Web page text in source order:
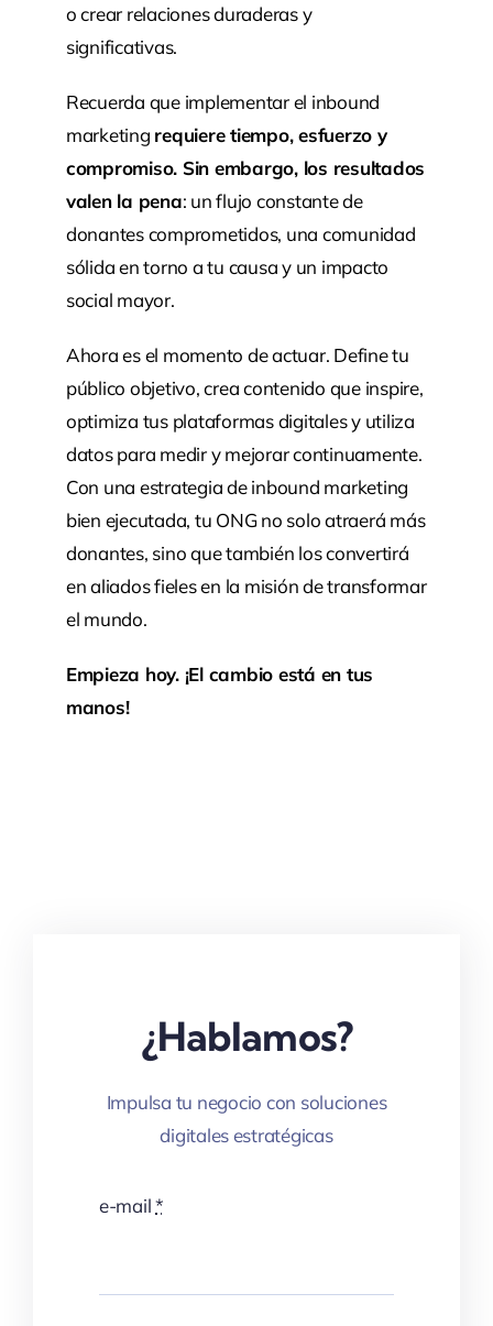
o crear relaciones duraderas y
significativas.
Recuerda que implementar el inbound
marketing requiere tiempo, esfuerzo y
compromiso. Sin embargo, los resultados
valen la pena: un flujo constante de
donantes comprometidos, una comunidad
sólida en torno a tu causa y un impacto
social mayor.
Ahora es el momento de actuar. Define tu
público objetivo, crea contenido que inspire,
optimiza tus plataformas digitales y utiliza
datos para medir y mejorar continuamente.
Con una estrategia de inbound marketing
bien ejecutada, tu ONG no solo atraerá más
donantes, sino que también los convertirá
en aliados fieles en la misión de transformar
el mundo.
Empieza hoy. ¡El cambio está en tus
manos!
¿Hablamos?
Impulsa tu negocio con soluciones
digitales estratégicas
e-mail*